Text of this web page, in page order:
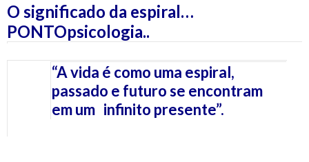
O significado da espiral…
PONTOpsicologia..
“A vida é como uma espiral,
passado e futuro se encontram
em um infinito presente”.